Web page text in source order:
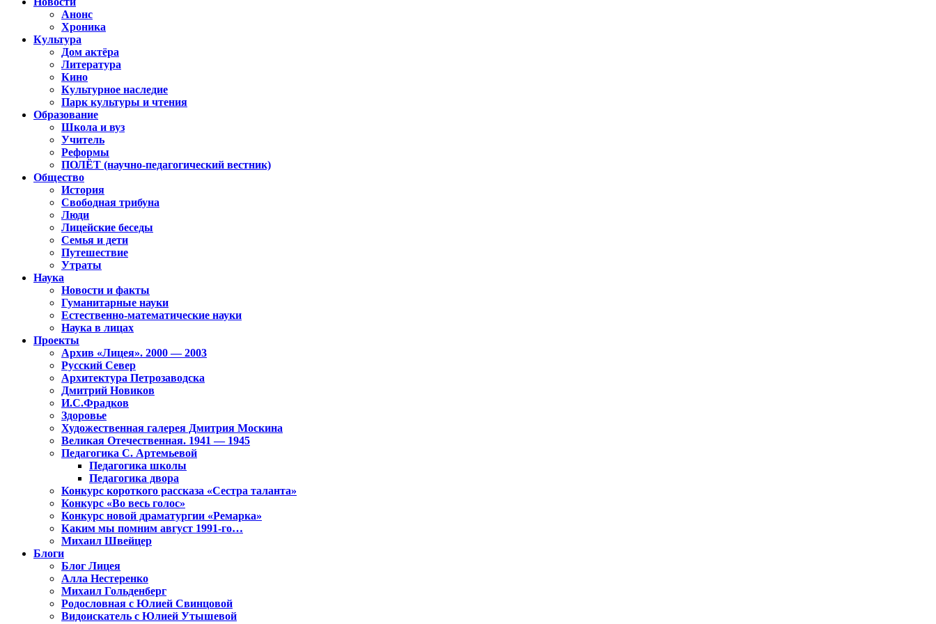
Анонс
Хроника
Культура
Дом актёра
Литература
Кино
Культурное наследие
Парк культуры и чтения
Образование
Школа и вуз
Учитель
Реформы
ПОЛЁТ (научно-педагогический вестник)
Общество
История
Свободная трибуна
Люди
Лицейские беседы
Семья и дети
Путешествие
Утраты
Наука
Новости и факты
Гуманитарные науки
Естественно-математические науки
Наука в лицах
Проекты
Архив «Лицея». 2000 — 2003
Русский Север
Архитектура Петрозаводска
Дмитрий Новиков
И.С.Фрадков
Здоровье
Художественная галерея Дмитрия Москина
Великая Отечественная. 1941 — 1945
Педагогика С. Артемьевой
Педагогика школы
Педагогика двора
Конкурс короткого рассказа «Сестра таланта»
Конкурс «Во весь голос»
Конкурс новой драматургии «Ремарка»
Каким мы помним август 1991-го…
Михаил Швейцер
Блоги
Блог Лицея
Алла Нестеренко
Михаил Гольденберг
Родословная с Юлией Свинцовой
Видоискатель с Юлией Утышевой